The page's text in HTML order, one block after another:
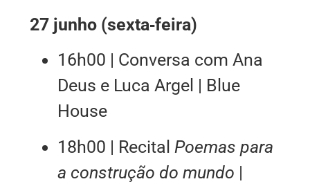
27 junho (sexta‑feira)
16h00 | Conversa com Ana
Deus e Luca Argel | Blue
House
18h00 | Recital Poemas para
a construção do mundo |